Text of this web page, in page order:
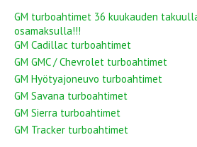
GM turboahtimet 36 kuukauden
osamaksulla!!!
GM Cadillac turboahtimet
GM GMC / Chevrolet turboahtimet
GM Hyötyajoneuvo turboahtimet
GM Savana turboahtimet
GM Sierra turboahtimet
GM Tracker turboahtimet